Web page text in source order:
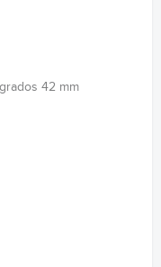
42 mm